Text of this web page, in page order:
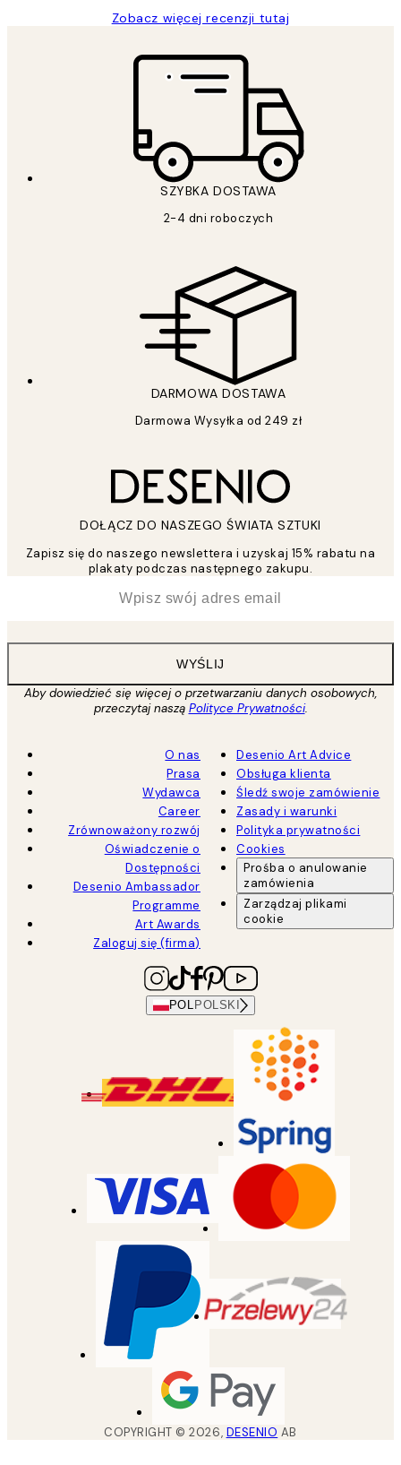
Zobacz więcej recenzji tutaj
SZYBKA DOSTAWA
2-4 dni roboczych
DARMOWA DOSTAWA
Darmowa Wysyłka od 249 zł
DOŁĄCZ DO NASZEGO ŚWIATA SZTUKI
Zapisz się do naszego newslettera i uzyskaj 15% rabatu na
plakaty podczas następnego zakupu.
WYŚLIJ
Aby dowiedzieć się więcej o przetwarzaniu danych osobowych,
przeczytaj naszą Polityce Prywatności.
O nas
Prasa
Wydawca
Career
Zrównoważony rozwój
Oświadczenie o
Dostępności
Desenio Ambassador
Programme
Art Awards
Zaloguj się (firma)
Desenio Art Advice
Obsługa klienta
Śledź swoje zamówienie
Zasady i warunki
Polityka prywatności
Cookies
Prośba o anulowanie
zamówienia
Zarządzaj plikami
cookie
POL POLSKI
COPYRIGHT ©2026, DESENIO AB